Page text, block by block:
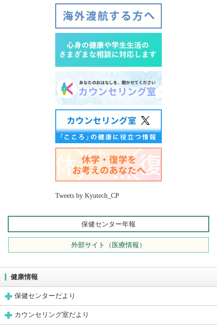
Tweets by Kyutech_CP
保健センター年報
外部サイト（医療情報）
健康情報
保健センターだより
カウンセリング室だより